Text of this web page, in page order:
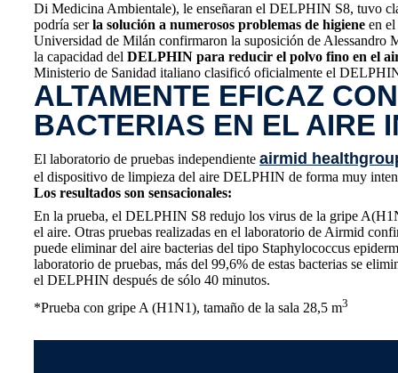
Di Medicina Ambientale), le enseñaran el DELPHIN S8, tuvo
podría serla solución a numerosos problemas de higiene en
Universidad de Milán confirmaron la suposición de Alessandro
la capacidad del DELPHIN para reducir el polvo fino en el
Ministerio de Sanidad italiano clasificó oficialmente el
ALTAMENTE EFICAZ
BACTERIAS EN EL AIRE
El laboratorio de pruebas independiente airmid
el dispositivo de limpieza del aire DELPHIN de forma muy
Los resultados son sensacionales:
En la prueba, el DELPHIN S8 redujo los virus de la gripe
el aire. Otras pruebas realizadas en el laboratorio de Airmid
puede eliminar del aire bacterias del tipo Staphylococcus
laboratorio de pruebas, más del 99,6% de estas bacterias se
el DELPHIN después de sólo 40 minutos.
*Prueba con gripe A (H1N1), tamaño de la sala 28,5 m3